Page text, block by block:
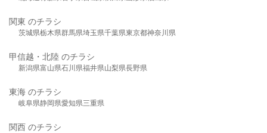
関東 のチラシ
茨城県栃木県群馬県埼玉県千葉県東京都神奈川県
甲信越・北陸 のチラシ
新潟県富山県石川県福井県山梨県長野県
東海 のチラシ
岐阜県静岡県愛知県三重県
関西 のチラシ